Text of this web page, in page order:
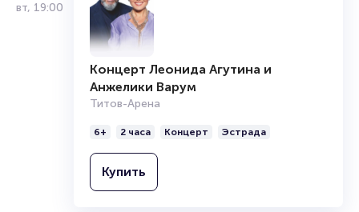
вт, 19:00
Концерт Леонида Агутина и
Анжелики Варум
Титов-Арена
6+ 2 часа Концерт Эстрада
Купить